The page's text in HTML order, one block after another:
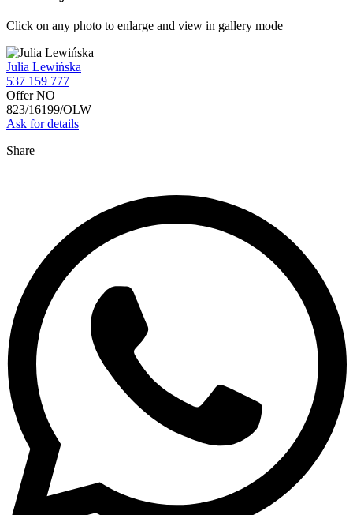
Click on any photo to enlarge and view in gallery mode
Julia Lewińska
537 159 777
Offer NO
823/16199/OLW
Ask for details
Share